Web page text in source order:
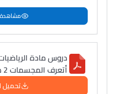
دروس مادة
أتعرف المجسمات 2 من إعداد رشيد العوفير
تحميل